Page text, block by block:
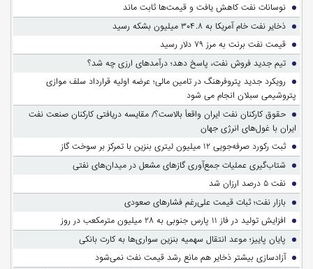
نوسانات نفت کاهش یافت و قیمت‌ها ثابت ماند
ذخایر نفت خام آمریکا به ۳۰۴.۸ میلیون بشکه رسید
قیمت نفت برنت به مرز ۷۹ دلار رسید
تیم جدید فروش نفت، پاسخ دهد؛ درآمدهای ارزی چه شد؟
رویکرد جدید پتروفرهنگ در تامین مالی؛ عرضه اولیه قرارداد سلف موازی
پتروشیمی سبلان انجام می شود
حقوق کارکنان نفت ایران واقعاً بالاست؟/ مقایسه دریافتی کارکنان صنعت نفت
ایران با غول‌های انرژی جهان
ثبت رکورد صرفه‌جویی ۱۲ میلیون لیتری بنزین با تمرکز بر سوخت گاز
شتاب‌گیری عملیات جمع‌آوری گازهای مشعل در میدان‌های نفتی
نفت ۵ درصد ارزان شد
بازار نفت؛ ثبات قیمت علی‌رغم فشارهای صعودی
افزایش تولید در فاز ۱۱ پارس جنوبی به ۲۸ میلیون مترمکعب در روز
پایان پاییز؛ موعد انتقال سهمیه بنزین سواری‌ها به کارت بانکی
آزادسازی بیشتر ذخایر هم مانع رشد قیمت نفت نمی‌شود